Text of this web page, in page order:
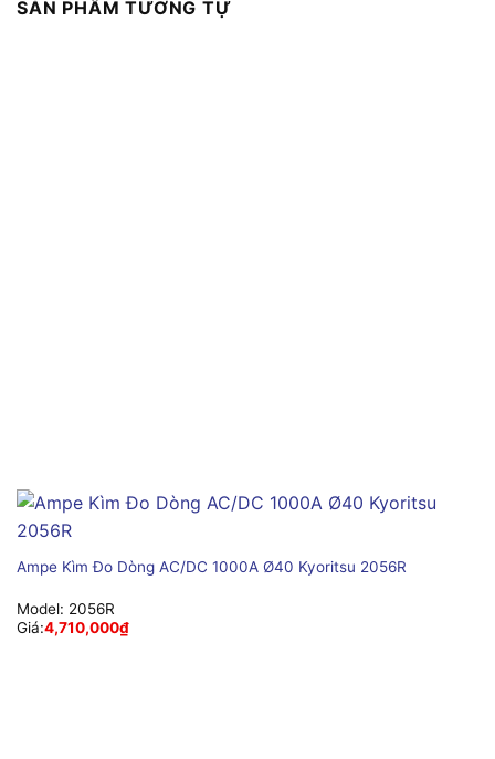
SẢN PHẨM TƯƠNG TỰ
Ampe Kìm Đo Dòng AC/DC 1000A Ø40 Kyoritsu 2056R
Model: 2056R
Giá:4,710,000₫